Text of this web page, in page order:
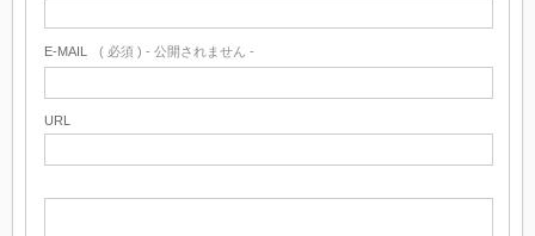
E-MAIL ( 必須 ) - 公開されません -
URL